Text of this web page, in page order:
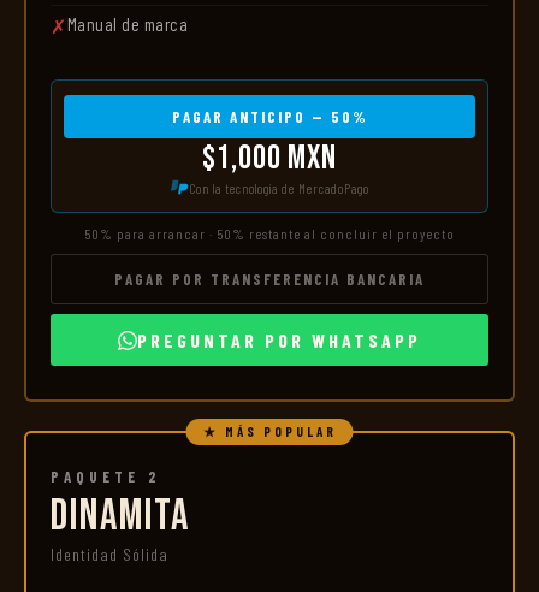
✗ Manual de marca
PAGAR ANTICIPO — 50%
$1,000 MXN
Con la tecnología de MercadoPago
50% para arrancar · 50% restante al concluir el proyecto
PAGAR POR TRANSFERENCIA BANCARIA
PREGUNTAR POR WHATSAPP
★ MÁS POPULAR
PAQUETE 2
DINAMITA
Identidad Sólida